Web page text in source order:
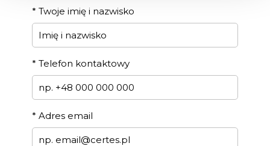
* Twoje imię i nazwisko
* Telefon kontaktowy
* Adres email